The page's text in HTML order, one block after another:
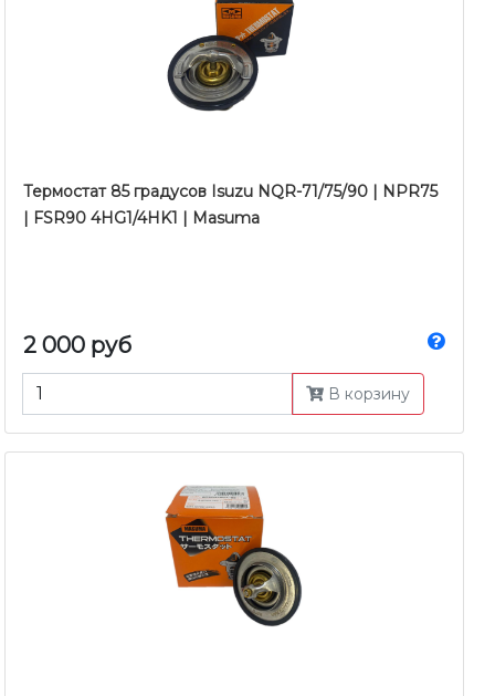
Термостат 85 градусов Isuzu NQR-71/75/90 | NPR75
| FSR90 4HG1/4HK1 | Masuma
2 000 руб
В корзину